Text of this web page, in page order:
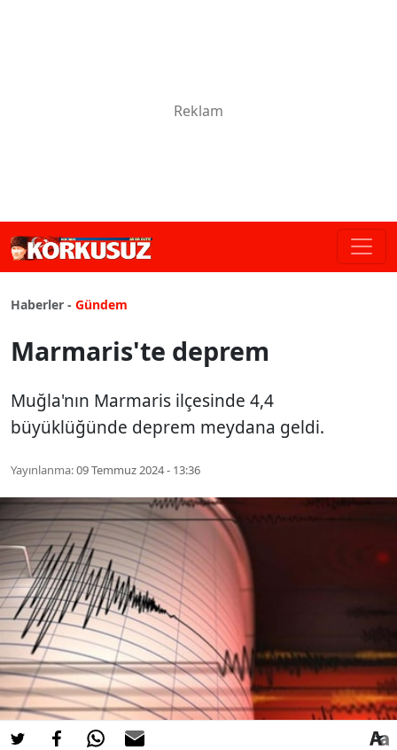
Haberler - Gündem
Marmaris'te deprem
Muğla'nın Marmaris ilçesinde 4,4
büyüklüğünde deprem meydana geldi.
Yayınlanma:09 Temmuz 2024 - 13:36